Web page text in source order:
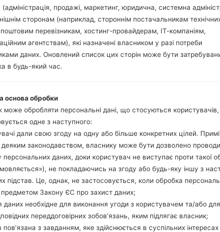
LGK430P(LGK430P)
Модель та її характеристики
8.8 міліметрів (0.35 дюйма)
146 x 74.8 міліметрів (5.75 x
142 грам (5.01 унції)
Android 5.1.1 (Lollipop) or
Апаратне забезпечення
1.14 GHz Cortex-A53 Mediatek
Восьмиядерний
2GB
16GB
microSD, до 32 GB
Мережа та дані
2 Nani-SIM
(адміністрація, продажі, маркетинг, юридична, системна
сторонам (наприклад, стороннім постачальникам
перевізникам, хостинг-провайдерам, ІТ-компаніям,
агентствам), які назначені власником у разі потреби
даних. Оновлений список цих сторін може бути
в будь-який час.
основа обробки
може обробляти персональні дані, що стосуються
одне з наступного:
дали свою згоду на одну або більше конкретних цілей.
деяким законодавством, власнику може бути дозволено
персональних даних, доки користувач не виступає проти такої
не покладаючись на згоду або будь-яку іншу з
підстав. Це, однак, не застосовується, коли обробка
предметом Закону ЄС про захист даних;
даних необхідне для виконання угоди з користувачем та/або
переддоговірних зобов’язань, яким підлягає власник;
пов’язана з завданням, яке здійснюється в суспільних